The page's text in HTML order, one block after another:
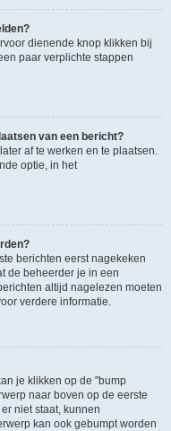
dienende knop klikken bij
paar verplichte stappen
van een bericht?
af te werken en te plaatsen.
optie, in het
berichten eerst nagekeken
de beheerder je in een
altijd nagelezen moeten
verdere informatie.
je klikken op de "bump
naar boven op de eerste
niet staat, kunnen
kan ook gebumpt worden